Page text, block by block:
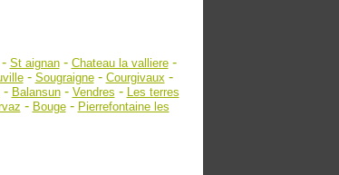
St aignan- Chateau la valliere-
- Sougraigne- Courgivaux -
- Balansun- Vendres - Les terres
- Bouge- Pierrefontaine les